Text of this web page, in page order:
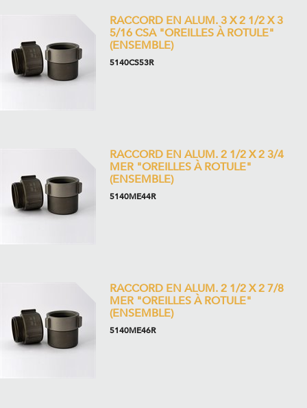
RACCORD EN ALUM. 3 X 2 1/2 X 3
5/16 CSA "OREILLES À ROTULE"
(ENSEMBLE)
5140CS53R
RACCORD EN ALUM. 2 1/2 X 2 3/4
MER "OREILLES À ROTULE"
(ENSEMBLE)
5140ME44R
RACCORD EN ALUM. 2 1/2 X 2 7/8
MER "OREILLES À ROTULE"
(ENSEMBLE)
5140ME46R